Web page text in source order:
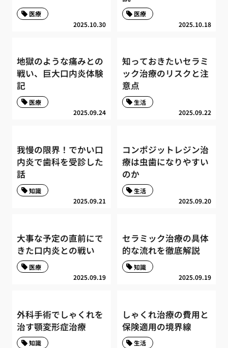
2025.10.30
医療
2025.10.18
医療
地獄のような痛みとの
戦い、巨大口内炎体験
記
2025.09.24
医療
知っておきたいセラミ
ック治療のリスクと注
意点
2025.09.22
生活
我慢の限界！でかい口
内炎で歯科を受診した
話
2025.09.21
知識
コンポジットレジン治
療は虫歯になりやすい
のか
2025.09.20
生活
大事な予定の直前にで
きた口内炎との戦い
2025.09.19
医療
セラミック治療の具体
的な流れを徹底解説
2025.09.19
知識
外科手術でしゃくれを
治す顎変形症治療
知識
しゃくれ治療の費用と
保険適用の境界線
生活